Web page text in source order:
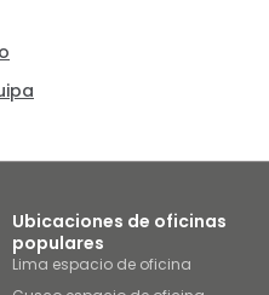
Ubicaciones de oficinas
populares
Lima espacio de oficina